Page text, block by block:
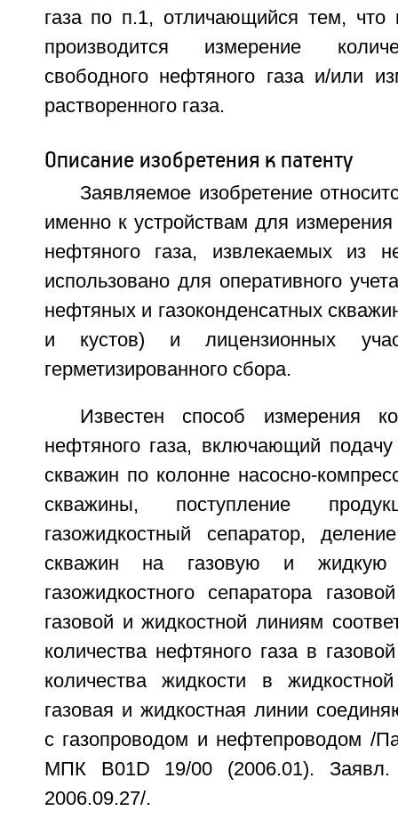
газа по п.1, отличающийся тем, что
производится измерение
свободного нефтяного газа и/или
растворенного газа.
Описание изобретения к патенту
Заявляемое изобретение
именно к устройствам для
нефтяного газа, извлекаемых из
использовано для оперативного
нефтяных и газоконденсатных
и кустов) и лицензионных
герметизированного сбора.
Известен способ измерения
нефтяного газа, включающий
скважин по колонне насосно-
скважины, поступление
газожидкостный сепаратор,
скважин на газовую и
газожидкостного сепаратора
газовой и жидкостной линиям
количества нефтяного газа в
количества жидкости в
газовая и жидкостная линии
с газопроводом и нефтепроводом /
МПК B01D 19/00 (2006.01). Заявл.
2006.09.27/.